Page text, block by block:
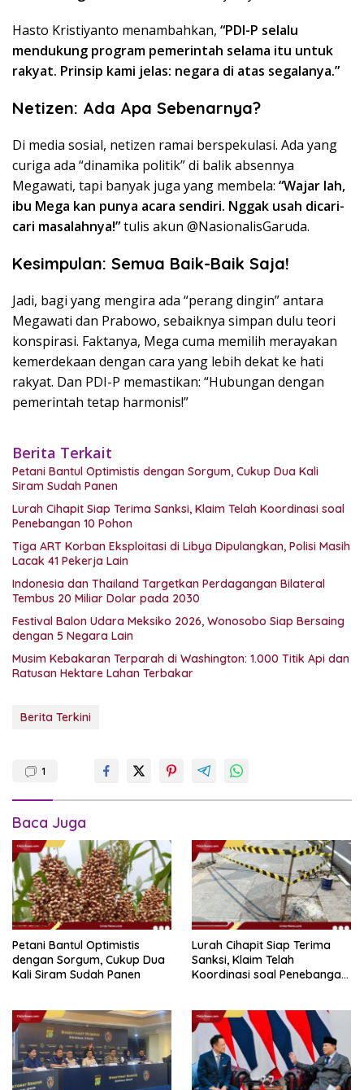
Hasto Kristiyanto menambahkan, “PDI-P selalu
mendukung program pemerintah selama itu untuk
rakyat. Prinsip kami jelas: negara di atas segalanya.”
Netizen: Ada Apa Sebenarnya?
Di media sosial, netizen ramai berspekulasi. Ada yang
curiga ada “dinamika politik” di balik absennya
Megawati, tapi banyak juga yang membela: “Wajar lah,
ibu Mega kan punya acara sendiri. Nggak usah dicari-
cari masalahnya!”tulis akun @NasionalisGaruda.
Kesimpulan: Semua Baik-Baik Saja!
Jadi, bagi yang mengira ada “perang dingin” antara
Megawati dan Prabowo, sebaiknya simpan dulu teori
konspirasi. Faktanya, Mega cuma memilih merayakan
kemerdekaan dengan cara yang lebih dekat ke hati
rakyat. Dan PDI-P memastikan: “Hubungan dengan
pemerintah tetap harmonis!”
Berita Terkait
Petani Bantul Optimistis dengan Sorgum, Cukup Dua Kali
Siram Sudah Panen
Lurah Cihapit Siap Terima Sanksi, Klaim Telah Koordinasi soal
Penebangan 10 Pohon
Tiga ART Korban Eksploitasi di Libya Dipulangkan, Polisi Masih
Lacak 41 Pekerja Lain
Indonesia dan Thailand Targetkan Perdagangan Bilateral
Tembus 20 Miliar Dolar pada 2030
Festival Balon Udara Meksiko 2026, Wonosobo Siap Bersaing
dengan 5 Negara Lain
Musim Kebakaran Terparah di Washington: 1.000 Titik Api dan
Ratusan Hektare Lahan Terbakar
Berita Terkini
1
Baca Juga
Petani Bantul Optimistis
dengan Sorgum, Cukup Dua
Kali Siram Sudah Panen
Lurah Cihapit Siap Terima
Sanksi, Klaim Telah
Koordinasi soal Penebangan